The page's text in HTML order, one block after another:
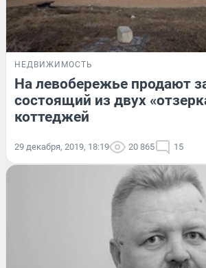
НЕДВИЖИМОСТЬ
На левобережье продают
состоящий из двух
коттеджей
29 декабря, 2019, 18:19 20 865 15